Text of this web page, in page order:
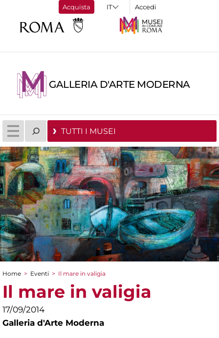
Acquista Accedi
GALLERIA D'ARTE MODERNA
TUTTI I MUSEI
Tu sei qui
Home > Eventi > Il mare in valigia
Il mare in valigia
17/09/2014
Galleria d'Arte Moderna